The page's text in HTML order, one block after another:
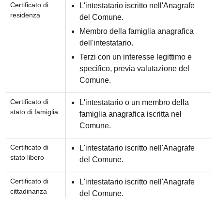
Certificato di
residenza
L'intestatario iscritto nell'Anagrafe
del Comune.
Membro della famiglia anagrafica
dell'intestatario.
Terzi con un interesse legittimo e
specifico, previa valutazione del
Comune.
Certificato di
stato di famiglia
L'intestatario o un membro della
famiglia anagrafica iscritta nel
Comune.
Certificato di
stato libero
L'intestatario iscritto nell'Anagrafe
del Comune.
Certificato di
cittadinanza
L'intestatario iscritto nell'Anagrafe
del Comune.